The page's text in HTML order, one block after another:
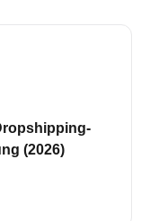
(2026)